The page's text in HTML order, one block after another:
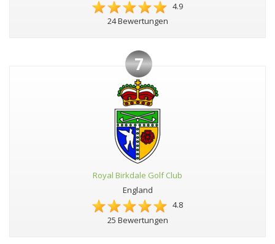
4.9
24 Bewertungen
7
Royal Birkdale Golf Club
England
4.8
25 Bewertungen